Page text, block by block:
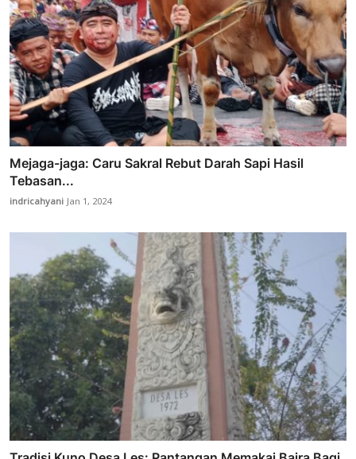
Mejaga-jaga: Caru Sakral Rebut Darah Sapi Hasil
Tebasan...
indricahyaniJan 1, 2024